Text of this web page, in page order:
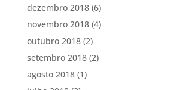
dezembro 2018(6)
novembro 2018(4)
outubro 2018(2)
setembro 2018(2)
agosto 2018(1)